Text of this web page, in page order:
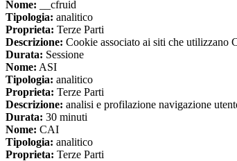
Nome: __cfruid
Tipologia: analitico
Proprieta: Terze Parti
Descrizione: Cookie associato ai siti che utilizzano
Durata: Sessione
Nome: ASI
Tipologia: analitico
Proprieta: Terze Parti
Descrizione: analisi e profilazione navigazione
Durata: 30 minuti
Nome: CAI
Tipologia: analitico
Proprieta: Terze Parti